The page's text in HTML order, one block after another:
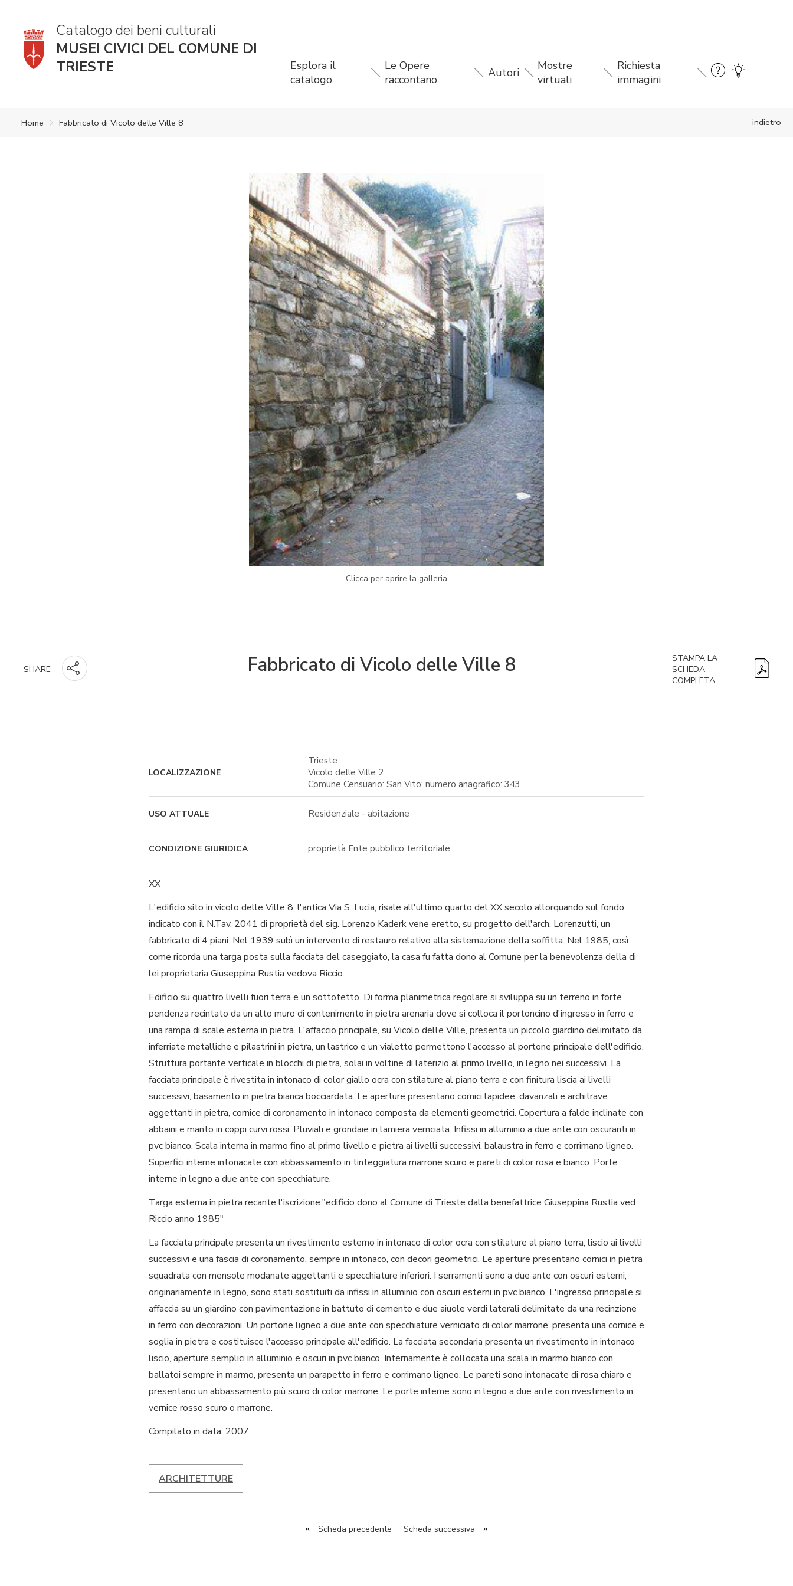
Catalogo dei beni culturali
MUSEI CIVICI DEL COMUNE DI
TRIESTE
Esplora il
catalogo
Le Opere
raccontano
Autori
Mostre
virtuali
Richiesta
immagini
indietro
Home Fabbricato di Vicolo delle Ville 8
Clicca per aprire la galleria
SHARE Fabbricato di Vicolo delle Ville 8
STAMPA LA
SCHEDA
COMPLETA
LOCALIZZAZIONE
Trieste
Vicolo delle Ville 2
Comune Censuario: San Vito; numero anagrafico: 343
USO ATTUALE Residenziale - abitazione
CONDIZIONE GIURIDICA proprietà Ente pubblico territoriale
XX
L'edificio sito in vicolo delle Ville 8, l'antica Via S. Lucia, risale all'ultimo quarto del XX secolo allorquando sul fondo
indicato con il N.Tav. 2041 di proprietà del sig. Lorenzo Kaderk vene eretto, su progetto dell'arch. Lorenzutti, un
fabbricato di 4 piani. Nel 1939 subì un intervento di restauro relativo alla sistemazione della soffitta. Nel 1985, così
come ricorda una targa posta sulla facciata del caseggiato, la casa fu fatta dono al Comune per la benevolenza della di
lei proprietaria Giuseppina Rustia vedova Riccio.
Edificio su quattro livelli fuori terra e un sottotetto. Di forma planimetrica regolare si sviluppa su un terreno in forte
pendenza recintato da un alto muro di contenimento in pietra arenaria dove si colloca il portoncino d'ingresso in ferro e
una rampa di scale esterna in pietra. L'affaccio principale, su Vicolo delle Ville, presenta un piccolo giardino delimitato da
inferriate metalliche e pilastrini in pietra, un lastrico e un vialetto permettono l'accesso al portone principale dell'edificio.
Struttura portante verticale in blocchi di pietra, solai in voltine di laterizio al primo livello, in legno nei successivi. La
facciata principale è rivestita in intonaco di color giallo ocra con stilature al piano terra e con finitura liscia ai livelli
successivi; basamento in pietra bianca bocciardata. Le aperture presentano cornici lapidee, davanzali e architrave
aggettanti in pietra, cornice di coronamento in intonaco composta da elementi geometrici. Copertura a falde inclinate con
abbaini e manto in coppi curvi rossi. Pluviali e grondaie in lamiera vernciata. Infissi in alluminio a due ante con oscuranti in
pvc bianco. Scala interna in marmo fino al primo livello e pietra ai livelli successivi, balaustra in ferro e corrimano ligneo.
Superfici interne intonacate con abbassamento in tinteggiatura marrone scuro e pareti di color rosa e bianco. Porte
interne in legno a due ante con specchiature.
Targa esterna in pietra recante l'iscrizione:"edificio dono al Comune di Trieste dalla benefattrice Giuseppina Rustia ved.
Riccio anno 1985"
La facciata principale presenta un rivestimento esterno in intonaco di color ocra con stilature al piano terra, liscio ai livelli
successivi e una fascia di coronamento, sempre in intonaco, con decori geometrici. Le aperture presentano cornici in pietra
squadrata con mensole modanate aggettanti e specchiature inferiori. I serramenti sono a due ante con oscuri esterni;
originariamente in legno, sono stati sostituiti da infissi in alluminio con oscuri esterni in pvc bianco. L'ingresso principale si
affaccia su un giardino con pavimentazione in battuto di cemento e due aiuole verdi laterali delimitate da una recinzione
in ferro con decorazioni. Un portone ligneo a due ante con specchiature verniciato di color marrone, presenta una cornice e
soglia in pietra e costituisce l'accesso principale all'edificio. La facciata secondaria presenta un rivestimento in intonaco
liscio, aperture semplici in alluminio e oscuri in pvc bianco. Internamente è collocata una scala in marmo bianco con
ballatoi sempre in marmo, presenta un parapetto in ferro e corrimano ligneo. Le pareti sono intonacate di rosa chiaro e
presentano un abbassamento più scuro di color marrone. Le porte interne sono in legno a due ante con rivestimento in
vernice rosso scuro o marrone.
Compilato in data: 2007
ARCHITETTURE
« Scheda precedente Scheda successiva »